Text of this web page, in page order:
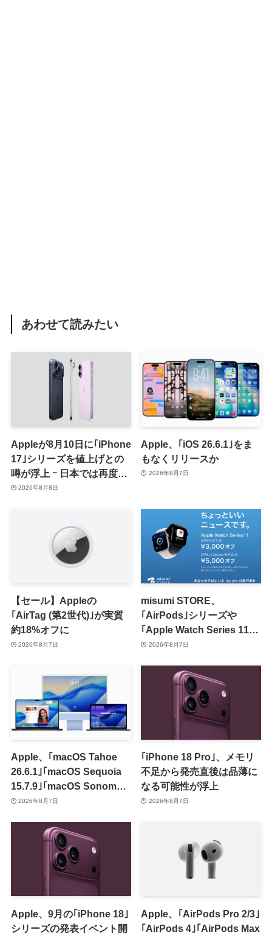
あわせて読みたい
Appleが8月10日に｢iPhone
17｣シリーズを値上げとの
噂が浮上 ｰ 日本では再度値
上げの可能性も?!
2026年8月8日
Apple、｢iOS 26.6.1｣をま
もなくリリースか
2026年8月7日
【セール】Appleの
｢AirTag (第2世代)｣が実質
約18%オフに
2026年8月7日
misumi STORE、
｢AirPods｣シリーズや
｢Apple Watch Series 11｣
のセールを開催中
2026年8月7日
Apple、｢macOS Tahoe
26.6.1｣｢macOS Sequoia
15.7.9｣｢macOS Sonoma
14.8.9｣をリリース ｰ 画面共
2026年8月7日
｢iPhone 18 Pro｣、メモリ
不足から発売直後は品薄に
なる可能性が浮上
2026年8月7日
Apple、9月の｢iPhone 18｣
シリーズの発表イベント開
Apple、｢AirPods Pro 2/3｣
｢AirPods 4｣｢AirPods Max